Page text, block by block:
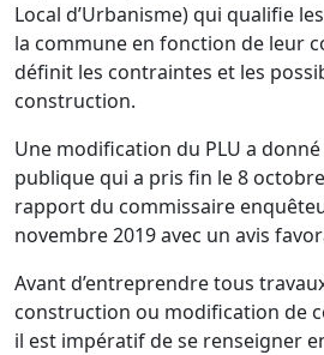
Local d’Urbanisme) qui qualifie
la commune en fonction de leur
définit les contraintes et les
construction.
Une modification du PLU a
publique qui a pris fin le 8
rapport du commissaire
novembre 2019 avec un avis
Avant d’entreprendre tous
construction ou modification de
il est impératif de se renseigner